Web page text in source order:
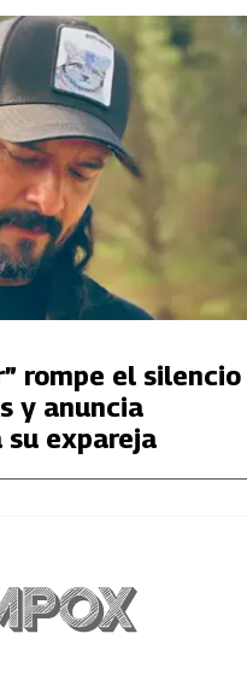
rompe el silencio
y anuncia
expareja